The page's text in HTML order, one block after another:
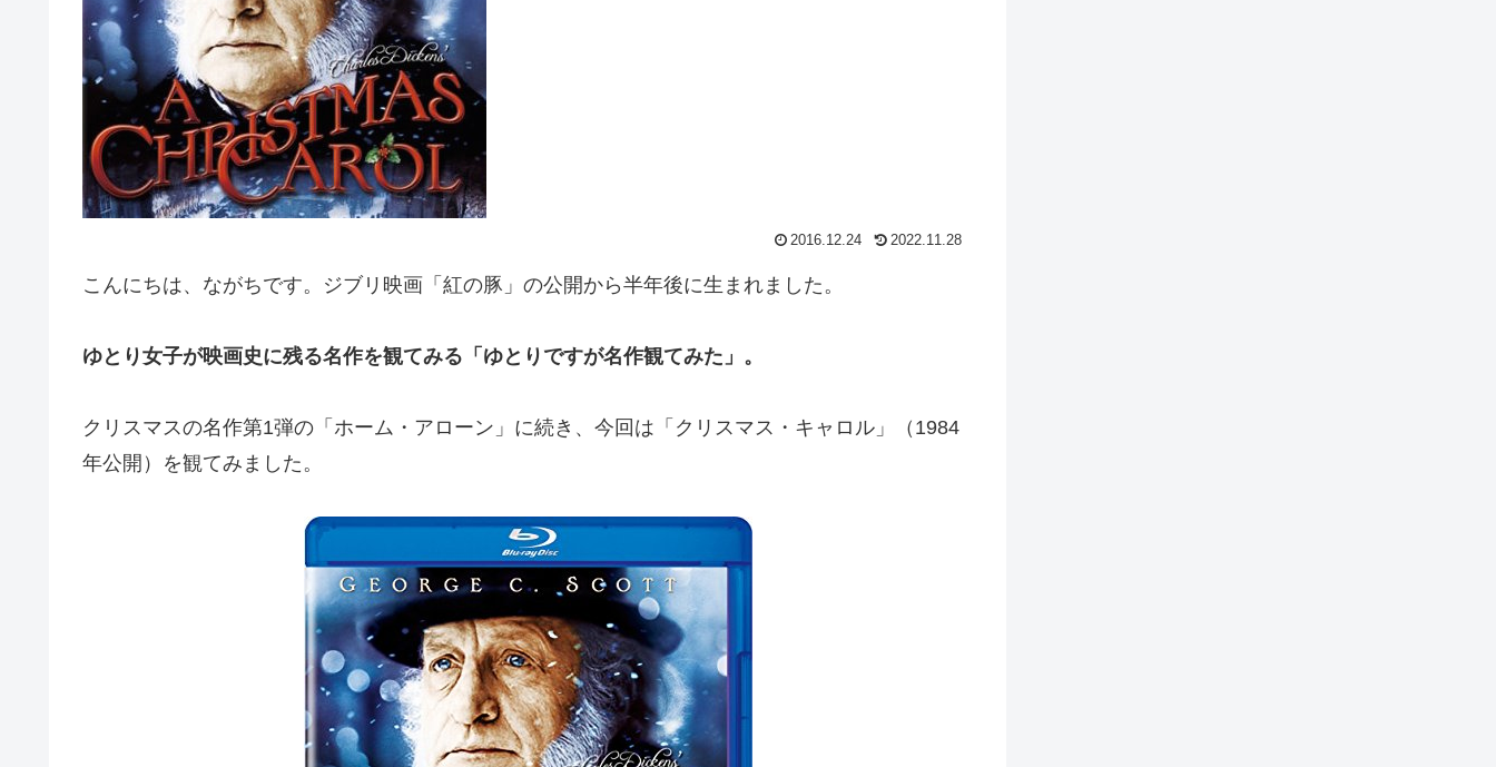
2016.12.24 2022.11.28
こんにちは、ながちです。ジブリ映画「紅の豚」の公開から半年後に生まれました。
ゆとり女子が映画史に残る名作を観てみる「ゆとりですが名作観てみた」。
クリスマスの名作第1弾の「ホーム・アローン」に続き、今回は「クリスマス・キャロル」（1984
年公開）を観てみました。